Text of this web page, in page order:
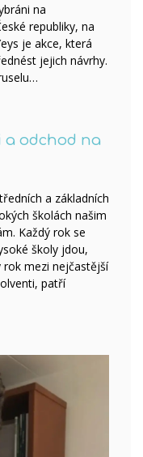
na
republiky, na
je akce, která
jejich návrhy.
a odchod na
a základních
školách našim
Každý rok se
školy jdou,
mezi nejčastější
patří